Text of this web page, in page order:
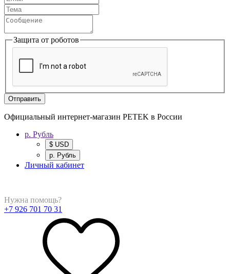
Защита от роботов
Отправить
Официальный интернет-магазин PETEK в России
р. Рубль
$ USD
р. Рубль
Личный кабинет
Нужна помощь?
+7 926 701 70 31